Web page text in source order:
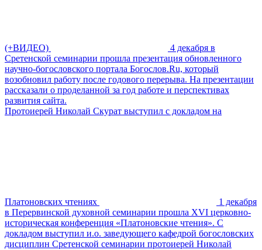
(+ВИДЕО)
4 декабря в
Сретенской семинарии прошла презентация обновленного
научно-богословского портала Богослов.Ru, который
возобновил работу после годового перерыва. На презентации
рассказали о проделанной за год работе и перспективах
развития сайта.
Протоиерей Николай Скурат выступил с докладом на
Платоновских чтениях
1 декабря
в Перервинской духовной семинарии прошла XVI церковно-
историческая конференция «Платоновские чтения». С
докладом выступил и.о. заведующего кафедрой богословских
дисциплин Сретенской семинарии протоиерей Николай